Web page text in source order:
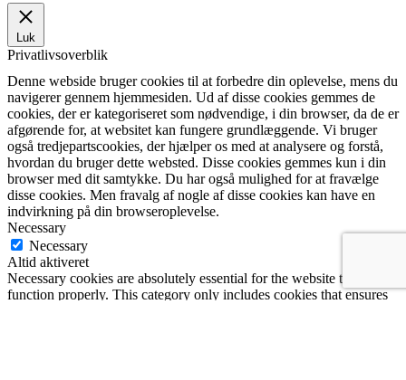
Luk
Privatlivsoverblik
Denne webside bruger cookies til at forbedre din oplevelse, mens du
navigerer gennem hjemmesiden. Ud af disse cookies gemmes de
cookies, der er kategoriseret som nødvendige, i din browser, da de er
afgørende for, at websitet kan fungere grundlæggende. Vi bruger
også tredjepartscookies, der hjælper os med at analysere og forstå,
hvordan du bruger dette websted. Disse cookies gemmes kun i din
browser med dit samtykke. Du har også mulighed for at fravælge
disse cookies. Men fravalg af nogle af disse cookies kan have en
indvirkning på din browseroplevelse.
Necessary
Necessary
Altid aktiveret
Necessary cookies are absolutely essential for the website to
function properly. This category only includes cookies that ensures